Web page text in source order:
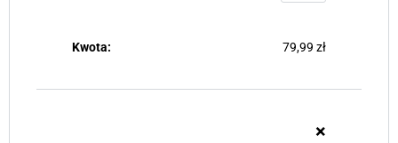
79,99 zł
×